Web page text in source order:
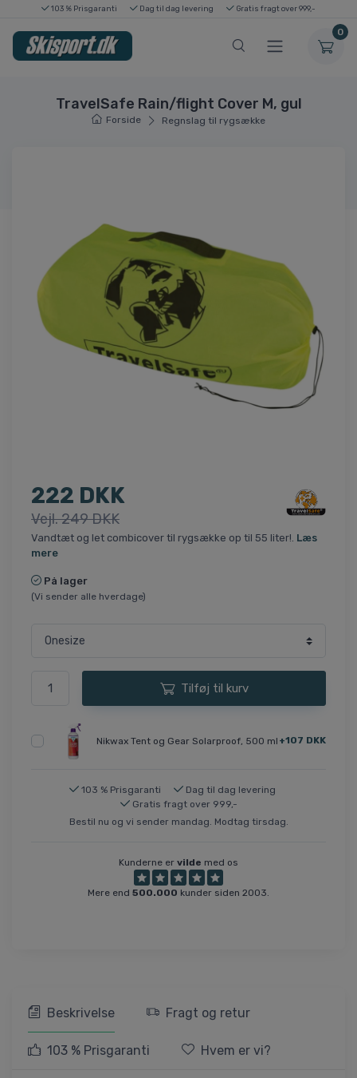
103 % Prisgaranti Dag til dag levering Gratis fragt over 999,-
0
TravelSafe Rain/flight Cover M, gul
Forside Regnslag til rygsække
222 DKK
Vejl. 249 DKK
Vandtæt og let combicover til rygsække op til 55 liter!. Læs
mere
På lager
(Vi sender alle hverdage)
Tilføj til kurv
Nikwax Tent og Gear Solarproof, 500 ml +107 DKK
103 % Prisgaranti
Dag til dag levering
Gratis fragt over 999,-
Bestil nu og vi sender mandag. Modtag tirsdag.
Kunderne er vilde med os
Mere end 500.000 kunder siden 2003.
Beskrivelse Fragt og retur
103 % Prisgaranti Hvem er vi?